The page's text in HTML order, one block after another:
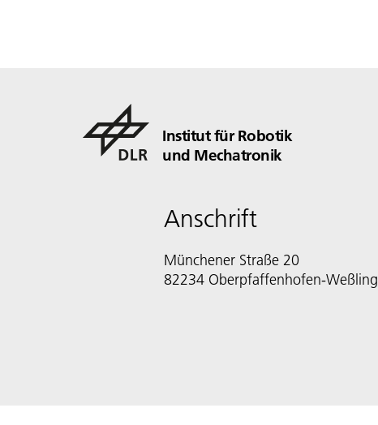
Institut für Robotik
und Mechatronik
Anschrift
Münchener Straße 20
82234 Oberpfaffenhofen-Weßling